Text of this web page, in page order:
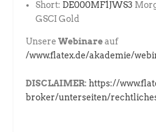
Short: DE000MF1JWS3
GSCI Gold
UnsereWebinareauf
/www.flatex.de/akademie/
DISCLAIMER: https://
broker/unterseiten/